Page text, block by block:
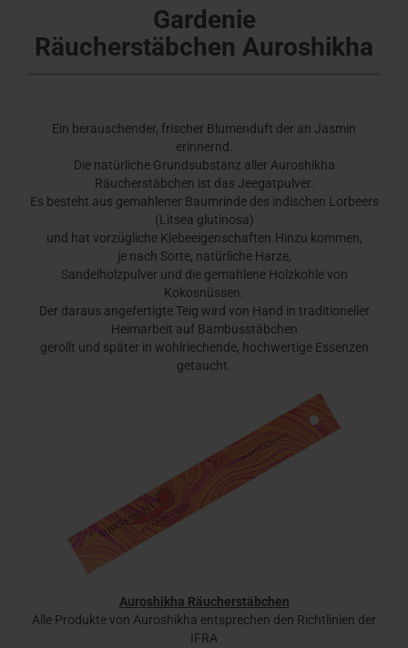
Gardenie
Räucherstäbchen Auroshikha
Ein berauschender, frischer Blumenduft der an Jasmin
erinnernd.
Die natürliche Grundsubstanz aller Auroshikha
Räucherstäbchen ist das Jeegatpulver.
Es besteht aus gemahlener Baumrinde des indischen Lorbeers
(Litsea glutinosa)
und hat vorzügliche Klebeeigenschaften.Hinzu kommen,
je nach Sorte, natürliche Harze,
Sandelholzpulver und die gemahlene Holzkohle von
Kokosnüssen.
Der daraus angefertigte Teig wird von Hand in traditioneller
Heimarbeit auf Bambusstäbchen
gerollt und später in wohlriechende, hochwertige Essenzen
getaucht.
Auroshikha Räucherstäbchen
Alle Produkte von Auroshikha entsprechen den Richtlinien der
IFRA